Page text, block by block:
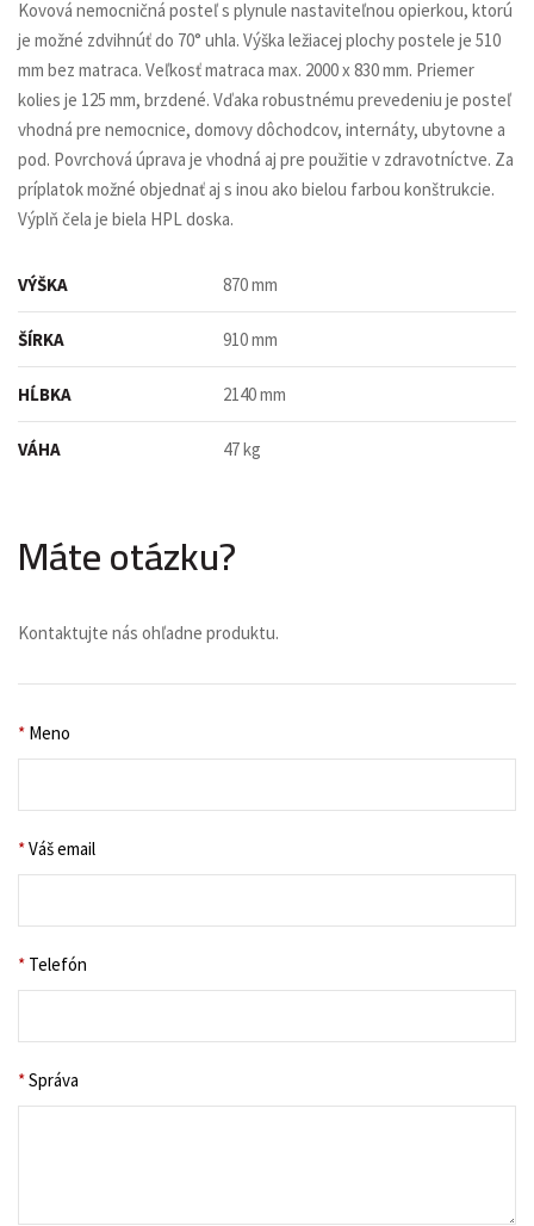
Kovová nemocničná posteľ s plynule nastaviteľnou opierkou, ktorú
je možné zdvihnúť do 70° uhla. Výška ležiacej plochy postele je 510
mm bez matraca. Veľkosť matraca max. 2000 x 830 mm. Priemer
kolies je 125 mm, brzdené. Vďaka robustnému prevedeniu je posteľ
vhodná pre nemocnice, domovy dôchodcov, internáty, ubytovne a
pod. Povrchová úprava je vhodná aj pre použitie v zdravotníctve. Za
príplatok možné objednať aj s inou ako bielou farbou konštrukcie.
Výplň čela je biela HPL doska.
VÝŠKA 870 mm
ŠÍRKA 910 mm
HĹBKA 2140 mm
VÁHA 47 kg
Máte otázku?
Kontaktujte nás ohľadne produktu.
* Meno
*Váš email
* Telefón
*Správa